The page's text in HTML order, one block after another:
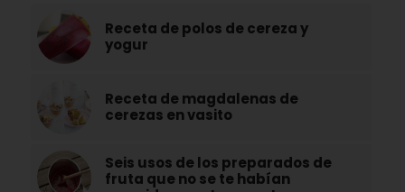
Receta de polos de cereza y
yogur
Receta de magdalenas de
cerezas en vasito
Seis usos de los preparados de
fruta que no se te habían